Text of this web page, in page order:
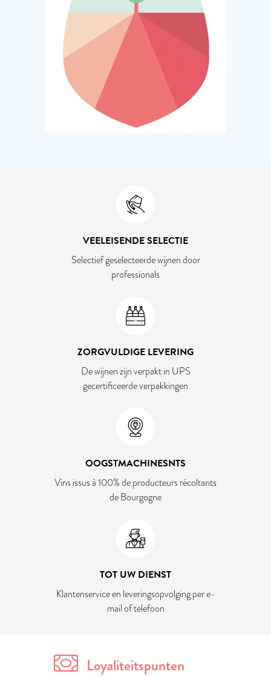
VEELEISENDE SELECTIE
Selectief geselecteerde wijnen door
professionals
ZORGVULDIGE LEVERING
De wijnen zijn verpakt in UPS
gecertificeerde verpakkingen
OOGSTMACHINESNTS
Vins issus à 100% de producteurs récoltants
de Bourgogne
TOT UW DIENST
Klantenservice en leveringsopvolging per e-
mail of telefoon
Loyaliteitspunten